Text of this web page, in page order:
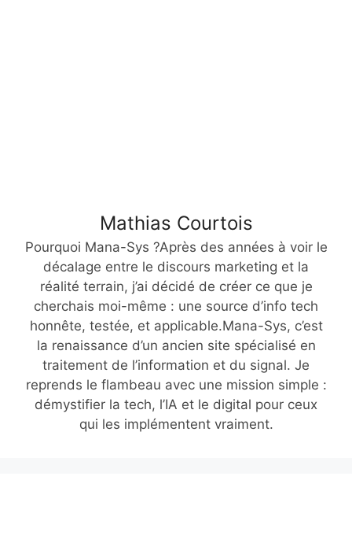
Mathias Courtois
Pourquoi Mana-Sys ?Après des années à voir le
décalage entre le discours marketing et la
réalité terrain, j’ai décidé de créer ce que je
cherchais moi-même : une source d’info tech
honnête, testée, et applicable.Mana-Sys, c’est
la renaissance d’un ancien site spécialisé en
traitement de l’information et du signal. Je
reprends le flambeau avec une mission simple :
démystifier la tech, l’IA et le digital pour ceux
qui les implémentent vraiment.